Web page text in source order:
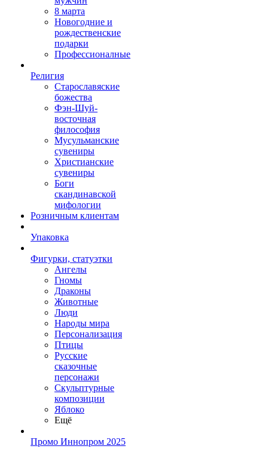
8 марта
Новогодние и
рождественские
подарки
Профессионалные
Религия
Старославяские
божества
Фэн-Шуй-
восточная
философия
Мусульманские
сувениры
Христианские
сувениры
Боги
скандинавской
мифологии
Розничным клиентам
Упаковка
Фигурки, статуэтки
Ангелы
Гномы
Драконы
Животные
Люди
Народы мира
Персонализация
Птицы
Русские
сказочные
персонажи
Скульптурные
композиции
Яблоко
Ещё
Промо Иннопром 2025